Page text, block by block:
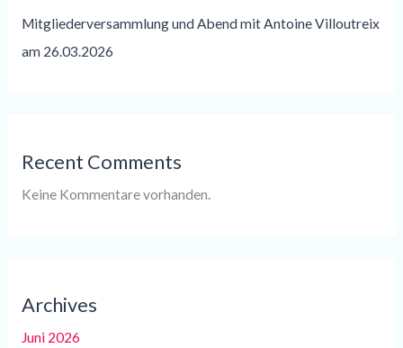
Mitgliederversammlung und Abend mit Antoine Villoutreix
am 26.03.2026
Recent Comments
Keine Kommentare vorhanden.
Archives
Juni 2026